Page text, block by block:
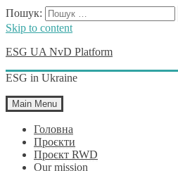
Пошук:
Skip to content
ESG UA NvD Platform
ESG in Ukraine
Main Menu
Головна
Проєкти
Проєкт RWD
Our mission